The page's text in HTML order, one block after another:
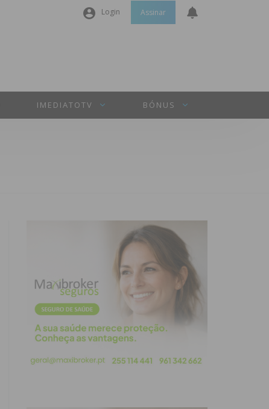
Login Assinar
IMEDIATOTV BÓNUS